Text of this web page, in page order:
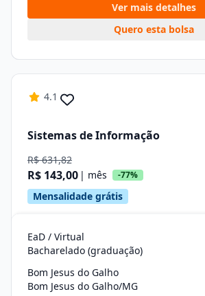
Ver mais detalhes
Quero esta bolsa
4.1
Sistemas de Informação
R$ 631,82
R$ 143,00 | mês -77%
Mensalidade grátis
EaD / Virtual
Bacharelado (graduação)
Bom Jesus do Galho
Bom Jesus do Galho/MG